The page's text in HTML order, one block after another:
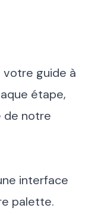
guide à
étape,
de notre
interface
palette.